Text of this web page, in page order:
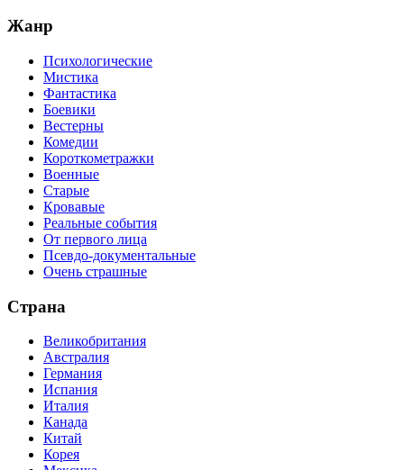
Жанр
Психологические
Мистика
Фантастика
Боевики
Вестерны
Комедии
Короткометражки
Военные
Старые
Кровавые
Реальные события
От первого лица
Псевдо-документальные
Очень страшные
Страна
Великобритания
Австралия
Германия
Испания
Италия
Канада
Китай
Корея